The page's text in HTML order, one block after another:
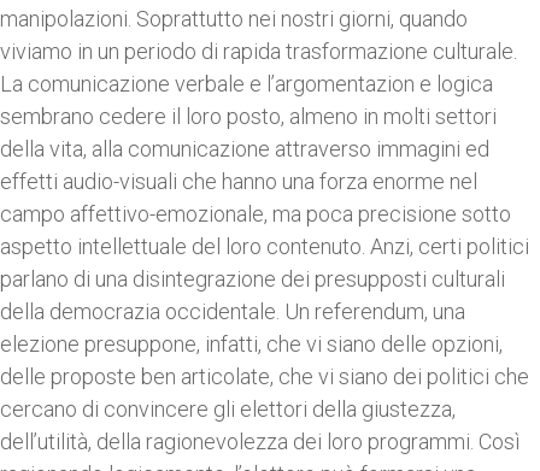
manipolazioni. Soprattutto nei nostri giorni, quando
viviamo in un periodo di rapida trasformazione culturale.
La comunicazione verbale e l’argomentazion e logica
sembrano cedere il loro posto, almeno in molti settori
della vita, alla comunicazione attraverso immagini ed
effetti audio-visuali che hanno una forza enorme nel
campo affettivo-emozionale, ma poca precisione sotto
aspetto intellettuale del loro contenuto. Anzi, certi politici
parlano di una disintegrazione dei presupposti culturali
della democrazia occidentale. Un referendum, una
elezione presuppone, infatti, che vi siano delle opzioni,
delle proposte ben articolate, che vi siano dei politici che
cercano di convincere gli elettori della giustezza,
dell’utilità, della ragionevolezza dei loro programmi. Così